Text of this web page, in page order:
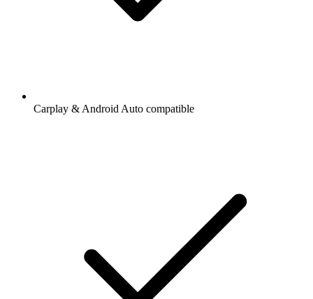
Carplay & Android Auto compatible